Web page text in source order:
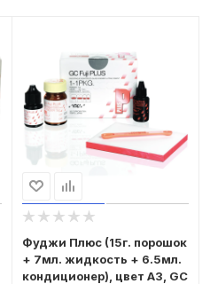
Фуджи Плюс (15г. порошок
+ 7мл. жидкость + 6.5мл.
кондиционер), цвет А3, GC